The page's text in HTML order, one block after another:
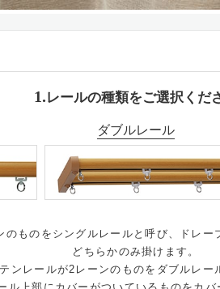
レールの種類をご選択くだ
ダブルレール
のものをシングルレールと呼び、ドレ
どちらかのみ掛けます。
ンレールが2レーンのものをダブルレー